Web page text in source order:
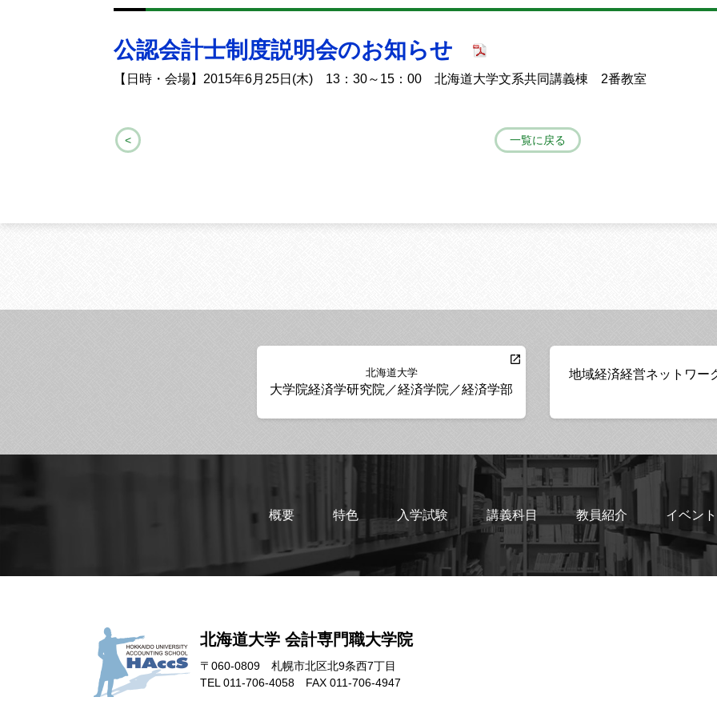
公認会計士制度説明会のお知らせ
【日時・会場】2015年6月25日(木) 13：30～15：00 北海道大学文系共同講義棟 2番教室
< 一覧に戻る
北海道大学
大学院経済学研究院／経済学院／経済学部
地域経済経営ネットワー
概要 特色 入学試験 講義科目 教員紹介 イベント
北海道大学 会計専門職大学院
〒060-0809
札幌市北区北9条西7丁目
TEL 011-706-4058
FAX 011-706-4947